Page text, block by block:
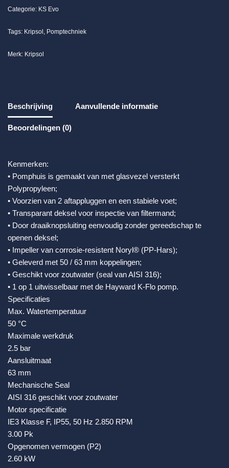
Categorie: KS Evo
Tags: Kripsol , Pomptechniek
Merk: Kripsol
Beschrijving Aanvullende informatie
Beoordelingen (0)
Kenmerken:
• Pomphuis is gemaakt van met glasvezel versterkt
Polypropyleen;
• Voorzien van 2 aftappluggen en een stabiele voet;
• Transparant deksel voor inspectie van filtermand;
• Door draaiknopsluiting eenvoudig zonder gereedschap te
openen deksel;
• Impeller van corrosie-resistent Noryl® (PP-Hars);
• Geleverd met 50 / 63 mm koppelingen;
• Geschikt voor zoutwater (seal van AISI 316);
• 1 op 1 uitwisselbaar met de Hayward K-Flo pomp.
Specificaties
Max. Watertemperatuur
50 °C
Maximale werkdruk
2.5 bar
Aansluitmaat
63 mm
Mechanische Seal
AISI 316 geschikt voor zoutwater
Motor specificatie
IE3 Klasse F, IP55, 50 Hz 2.850 RPM
3.00 Pk
Opgenomen vermogen (P2)
2.60 kW